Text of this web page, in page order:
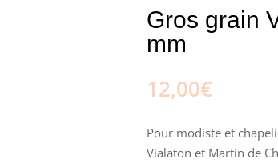
Gros grain
mm
12,00€
Pour modiste et
Vialaton et Martin de